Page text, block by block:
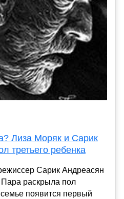
Лиза Моряк и Сарик
третьего ребенка
Сарик Андреасян
Пара раскрыла пол
появится первый